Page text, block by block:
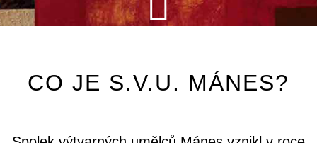
CO JE S.V.U. MÁNES?